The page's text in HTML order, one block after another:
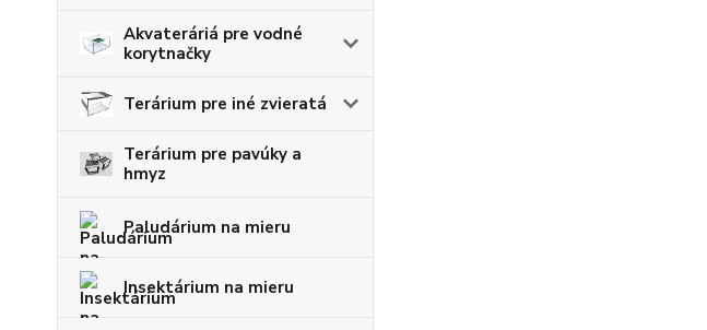
Akvateráriá pre vodné
korytnačky
Terárium pre iné zvieratá
Terárium pre pavúky a
hmyz
Paludárium na mieru
Insektárium na mieru